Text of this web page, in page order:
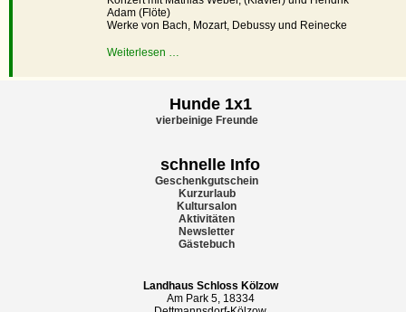
Adam (Flöte)
Werke von Bach, Mozart, Debussy und Reinecke
Weiterlesen …
Hunde 1x1
vierbeinige Freunde
schnelle Info
Geschenkgutschein
Kurzurlaub
Kultursalon
Aktivitäten
Newsletter
Gästebuch
Landhaus Schloss Kölzow
Am Park 5, 18334